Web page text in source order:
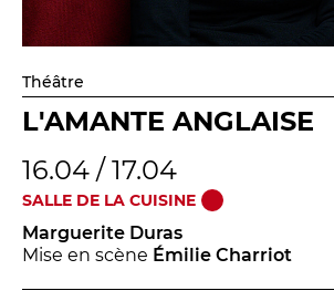
Théâtre
L'AMANTE ANGLAISE
16.04 / 17.04
SALLE DE LA CUISINE
Marguerite Duras
Mise en scène Émilie Charriot